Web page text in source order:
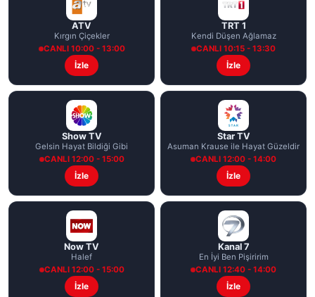
ATV
Kırgın Çiçekler
CANLI 10:00 - 13:00
İzle
TRT 1
Kendi Düşen Ağlamaz
CANLI 10:15 - 13:30
İzle
Show TV
Gelsin Hayat Bildiği Gibi
CANLI 12:00 - 15:00
İzle
Star TV
Asuman Krause ile Hayat Güzeldir
CANLI 12:00 - 14:00
İzle
Now TV
Halef
CANLI 12:00 - 15:00
İzle
Kanal 7
En İyi Ben Pişiririm
CANLI 12:40 - 14:00
İzle